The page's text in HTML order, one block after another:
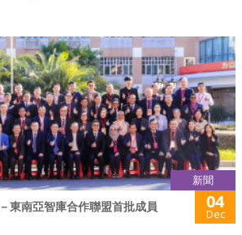
新聞
東南亞智庫合作聯盟首批成員 04
Dec